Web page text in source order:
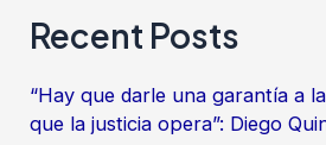
Recent Posts
“Hay que darle una garantía a
que la justicia opera”: Diego